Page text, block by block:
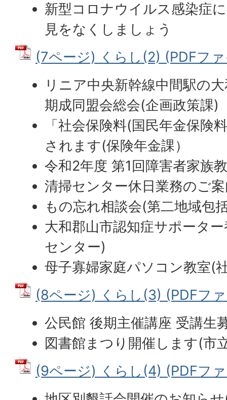
新型コロナウイルス感染症
見をなくしましょう
(7ページ) くらし(2) (PDFフ
リニア中央新幹線中間駅の
期成同盟会総会(企画政策課)
「社会保険料(国民年金保険
されます(保険年金課）
令和2年度 第1回障害者家族
清掃センター休日業務のご
もの忘れ相談会(第二地域包
大和郡山市認知症サポータ
センター)
母子寡婦家庭パソコン教室(
(8ページ) くらし(3) (PDFフ
公民館 後期主催講座 受講生
図書館まつり開催します(市
(9ページ) くらし(4) (PDFフ